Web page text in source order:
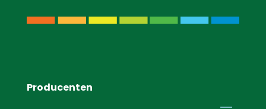
Producenten